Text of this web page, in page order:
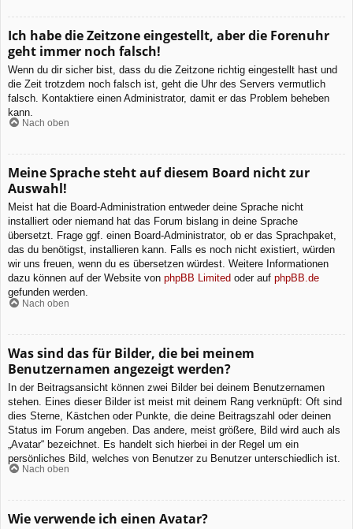
Ich habe die Zeitzone eingestellt, aber die Forenuhr
geht immer noch falsch!
Wenn du dir sicher bist, dass du die Zeitzone richtig eingestellt hast und
die Zeit trotzdem noch falsch ist, geht die Uhr des Servers vermutlich
falsch. Kontaktiere einen Administrator, damit er das Problem beheben
kann.
Nach oben
Meine Sprache steht auf diesem Board nicht zur
Auswahl!
Meist hat die Board-Administration entweder deine Sprache nicht
installiert oder niemand hat das Forum bislang in deine Sprache
übersetzt. Frage ggf. einen Board-Administrator, ob er das Sprachpaket,
das du benötigst, installieren kann. Falls es noch nicht existiert, würden
wir uns freuen, wenn du es übersetzen würdest. Weitere Informationen
dazu können auf der Website von phpBB Limited oder auf phpBB.de
gefunden werden.
Nach oben
Was sind das für Bilder, die bei meinem
Benutzernamen angezeigt werden?
In der Beitragsansicht können zwei Bilder bei deinem Benutzernamen
stehen. Eines dieser Bilder ist meist mit deinem Rang verknüpft: Oft sind
dies Sterne, Kästchen oder Punkte, die deine Beitragszahl oder deinen
Status im Forum angeben. Das andere, meist größere, Bild wird auch als
„Avatar“ bezeichnet. Es handelt sich hierbei in der Regel um ein
persönliches Bild, welches von Benutzer zu Benutzer unterschiedlich ist.
Nach oben
Wie verwende ich einen Avatar?